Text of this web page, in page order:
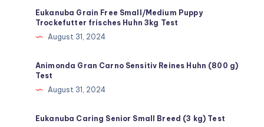
Eukanuba Grain Free Small/Medium Puppy
Trockefutter frisches Huhn 3kg Test
August 31, 2024
Animonda Gran Carno Sensitiv Reines Huhn (800 g)
Test
August 31, 2024
Eukanuba Caring Senior Small Breed (3 kg) Test